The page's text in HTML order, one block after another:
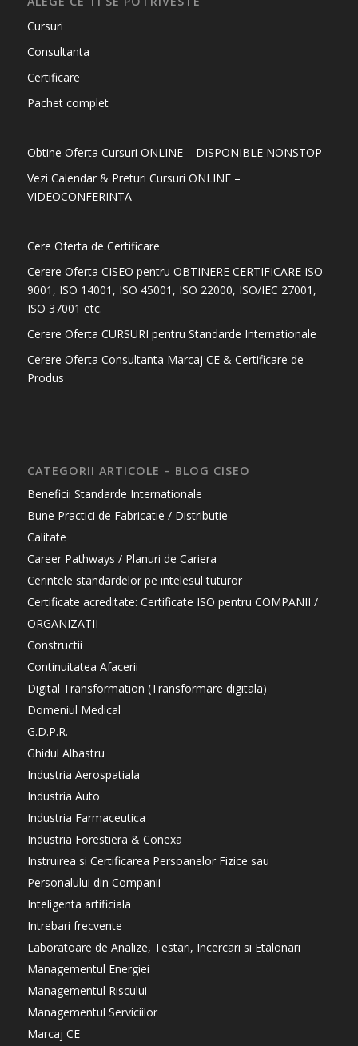
Cursuri
Consultanta
Certificare
Pachet complet
Obtine Oferta Cursuri ONLINE – DISPONIBLE NONSTOP
Vezi Calendar & Preturi Cursuri ONLINE –
VIDEOCONFERINTA
Cere Oferta de Certificare
Cerere Oferta CISEO pentru OBTINERE CERTIFICARE ISO
9001, ISO 14001, ISO 45001, ISO 22000, ISO/IEC 27001,
ISO 37001 etc.
Cerere Oferta CURSURI pentru Standarde Internationale
Cerere Oferta Consultanta Marcaj CE & Certificare de
Produs
CATEGORII ARTICOLE – BLOG CISEO
Beneficii Standarde Internationale
Bune Practici de Fabricatie / Distributie
Calitate
Career Pathways / Planuri de Cariera
Cerintele standardelor pe intelesul tuturor
Certificate acreditate: Certificate ISO pentru COMPANII /
ORGANIZATII
Constructii
Continuitatea Afacerii
Digital Transformation (Transformare digitala)
Domeniul Medical
G.D.P.R.
Ghidul Albastru
Industria Aerospatiala
Industria Auto
Industria Farmaceutica
Industria Forestiera & Conexa
Instruirea si Certificarea Persoanelor Fizice sau
Personalului din Companii
Inteligenta artificiala
Intrebari frecvente
Laboratoare de Analize, Testari, Incercari si Etalonari
Managementul Energiei
Managementul Riscului
Managementul Serviciilor
Marcaj CE